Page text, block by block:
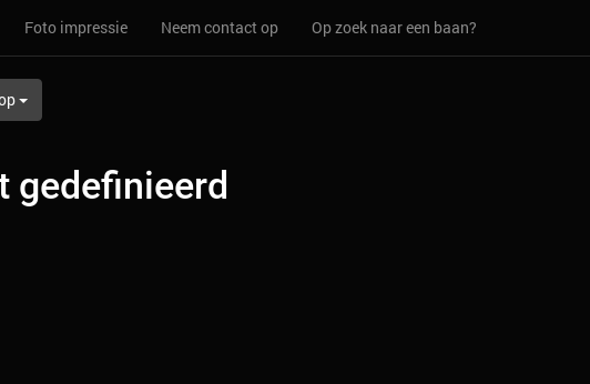
Foto impressie Neem contact op Op zoek naar een baan?
gedefinieerd